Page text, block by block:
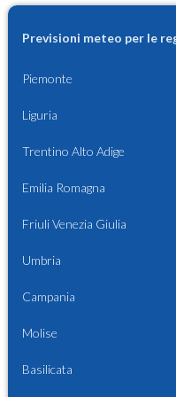
Previsioni meteo per le
Piemonte
Liguria
Trentino Alto Adige
Emilia Romagna
Friuli Venezia Giulia
Umbria
Campania
Molise
Basilicata